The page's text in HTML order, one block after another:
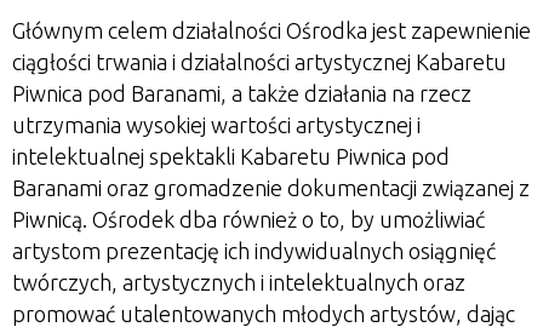
Głównym celem działalności Ośrodka jest zapewnienie
ciągłości trwania i działalności artystycznej Kabaretu
Piwnica pod Baranami, a także działania na rzecz
utrzymania wysokiej wartości artystycznej i
intelektualnej spektakli Kabaretu Piwnica pod
Baranami oraz gromadzenie dokumentacji związanej z
Piwnicą. Ośrodek dba również o to, by umożliwiać
artystom prezentację ich indywidualnych osiągnięć
twórczych, artystycznych i intelektualnych oraz
promować utalentowanych młodych artystów, dając